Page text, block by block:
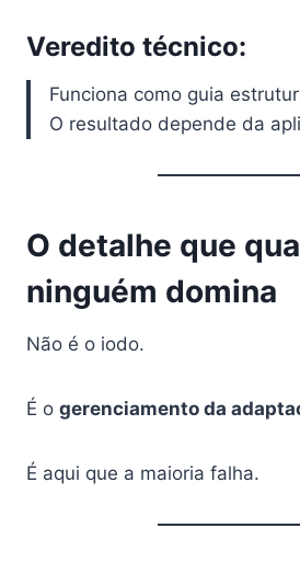
Veredito técnico:
Funciona como guia
O resultado depende da
O detalhe que
ninguém domina
Não é o iodo.
É o gerenciamento da
É aqui que a maioria falha.